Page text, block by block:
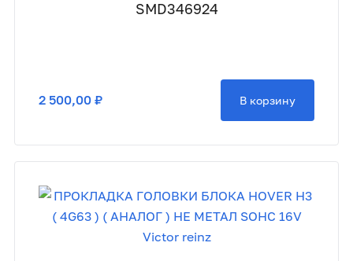
SMD346924
2 500,00 ₽ В корзину